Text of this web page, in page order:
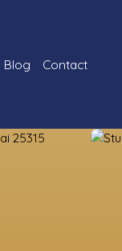
Blog Contact